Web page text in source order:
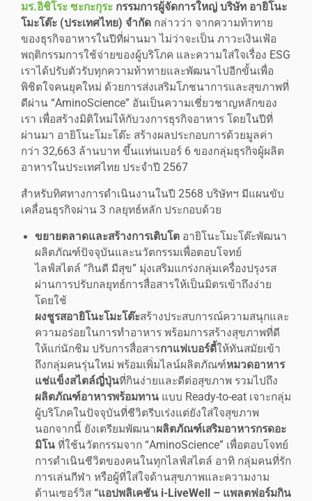
มร.อิชิโระ ซะกะกุระ กรรมการผู้จัดการใหญ่ บริษัท อายิโนะ
โมะโต๊ะ (ประเทศไทย) จำกัด กล่าวว่า จากความท้าทาย
ของธุรกิจอาหารในปีที่ผ่านมา ไม่ว่าจะเป็น ภาวะเงินเฟ้อ
พฤติกรรมการใช้จ่ายของผู้บริโภค และความใส่ใจเรื่อง ESG
เราได้ปรับตัวรับทุกความท้าทายและพัฒนาไปอีกขั้นเพื่อ
พิชิตใจคนยุคใหม่ ด้วยการส่งเสริมโภชนาการและสุขภาพที่
ดีผ่าน “AminoScience” อันเป็นความเชี่ยวชาญหลักของ
เรา เพื่อสร้างมิติใหม่ให้กับวงการธุรกิจอาหาร โดยในปีที่
ผ่านมา อายิโนะโมะโต๊ะ สร้างผลประกอบการด้วยมูลค่า
กว่า 32,663 ล้านบาท ขึ้นแท่นเบอร์ 6 ของกลุ่มธุรกิจผู้ผลิต
อาหารในประเทศไทย ประจำปี 2567
สำหรับทิศทางการดำเนินงานในปี 2568 บริษัทฯ มีแผนขับ
เคลื่อนธุรกิจผ่าน 3 กลยุทธ์หลัก ประกอบด้วย
ขยายตลาดและสร้างการเติบโต อายิโนะโมะโต๊ะพัฒนา
ผลิตภัณฑ์ปัจจุบันและนวัตกรรมเพื่อตอบโจทย์
ไลฟ์สไตล์ “กินดี มีสุข” มุ่งเสริมแกร่งกลุ่มเครื่องปรุงรส
ผ่านการปรับกลยุทธ์การสื่อสารให้เป็นมิตรเข้าถึงง่าย
โดยใช้
ผงชูรสอายิโนะโมะโต๊ะสร้างประสบการณ์ความสนุกและ
ความอร่อยในการทำอาหาร พร้อมการสร้างสุขภาพที่ดี
ให้แก่นักชิม ปรับการสื่อสารกาแฟเบอร์ดี้ให้ทันสมัยเข้า
ถึงกลุ่มคนรุ่นใหม่ พร้อมเพิ่มไลน์ผลิตภัณฑ์หมวดอาหาร
แช่แข็งสไตล์ญี่ปุ่นที่กินง่ายและดีต่อสุขภาพ รวมไปถึง
ผลิตภัณฑ์อาหารพร้อมทาน แบบ Ready-to-eat เจาะกลุ่ม
ผู้บริโภคในปัจจุบันที่ชีวิตรีบเร่งแต่ยังใส่ใจสุขภาพ
นอกจากนี้ ยังเตรียมพัฒนาผลิตภัณฑ์เสริมอาหารกรดอะ
มิโน ที่ใช้นวัตกรรมจาก “AminoScience” เพื่อตอบโจทย์
การดำเนินชีวิตของคนในทุกไลฟ์สไตล์ อาทิ กลุ่มคนที่รัก
การเล่นกีฬา หรือผู้ที่ใส่ใจด้านสุขภาพและความงาม
ด้านเซอร์วิส “แอปพลิเคชัน i-LiveWell – แพลตฟอร์มกิน